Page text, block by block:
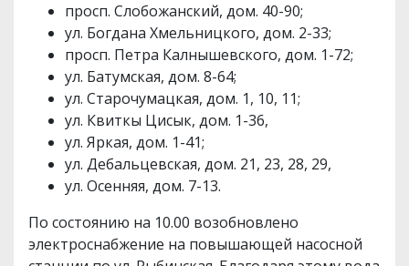
просп. Слобожанский, дом. 40-90;
ул. Богдана Хмельницкого, дом. 2-33;
просп. Петра Калнышевского, дом. 1-72;
ул. Батумская, дом. 8-64;
ул. Старочумацкая, дом. 1, 10, 11;
ул. Квиткы Цисык, дом. 1-36,
ул. Яркая, дом. 1-41;
ул. Дебальцевская, дом. 21, 23, 28, 29,
ул. Осенняя, дом. 7-13.
По состоянию на 10.00 возобновлено
электроснабжение на повышающей насосной